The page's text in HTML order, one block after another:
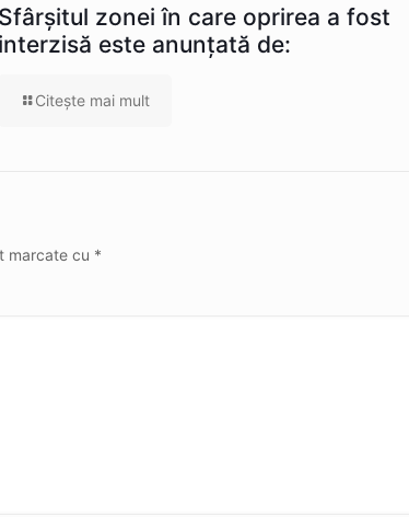
Sfârșitul zonei în care oprirea a fost
interzisă este anunțată de:
Citeşte mai mult
marcate cu *